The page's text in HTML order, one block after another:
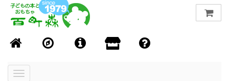
Toggle